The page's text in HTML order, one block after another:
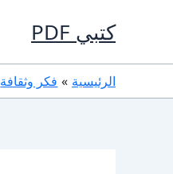
كتبي PDF
الرئيسية فكر وثقافة